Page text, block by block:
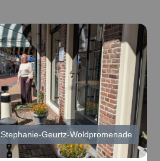
Stephanie-Geurtz-Woldpromenade